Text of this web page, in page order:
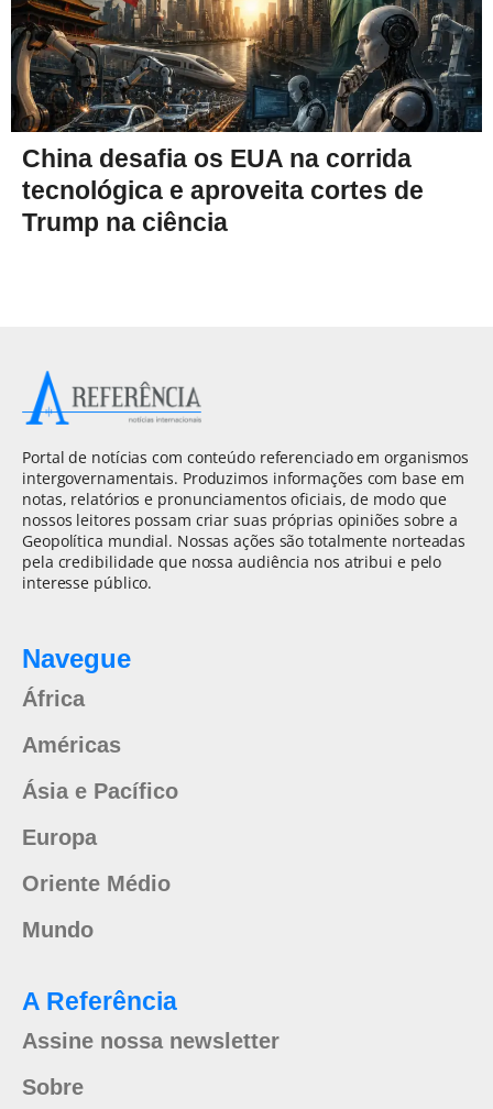
China desafia os EUA na corrida
tecnológica e aproveita cortes de
Trump na ciência
Portal de notícias com conteúdo referenciado em organismos
intergovernamentais. Produzimos informações com base em
notas, relatórios e pronunciamentos oficiais, de modo que
nossos leitores possam criar suas próprias opiniões sobre a
Geopolítica mundial. Nossas ações são totalmente norteadas
pela credibilidade que nossa audiência nos atribui e pelo
interesse público.
Navegue
África
Américas
Ásia e Pacífico
Europa
Oriente Médio
Mundo
A Referência
Assine nossa newsletter
Sobre